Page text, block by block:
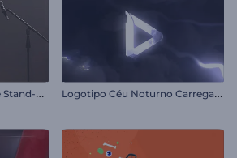
I
ntrodução ao Show de Stand-Up L
ogotipo Céu Noturno Carregado